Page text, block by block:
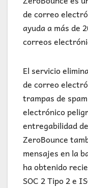
de correo
ayuda a más de
correos
El servicio
de correo
trampas de
electrónico
entregabilidad
ZeroBounce
mensajes en la
ha obtenido
SOC 2 Tipo 2 e